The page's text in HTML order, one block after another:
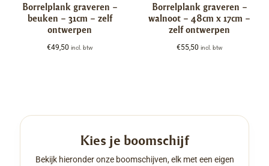
Borrelplank graveren –
beuken – 31cm – zelf
ontwerpen
€49,50 incl. btw
Borrelplank graveren –
walnoot – 48cm x 17cm –
zelf ontwerpen
€55,50 incl. btw
Kies je boomschijf
Bekijk hieronder onze boomschijven, elk met een eigen